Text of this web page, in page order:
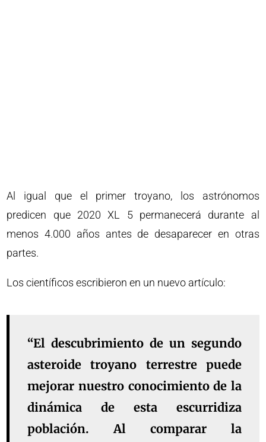
Al igual que el primer troyano, los astrónomos
predicen que 2020 XL 5 permanecerá durante al
menos 4.000 años antes de desaparecer en otras
partes.
Los científicos escribieron en un nuevo artículo:
“El descubrimiento de un segundo
asteroide troyano terrestre puede
mejorar nuestro conocimiento de la
dinámica de esta escurridiza
población. Al comparar la